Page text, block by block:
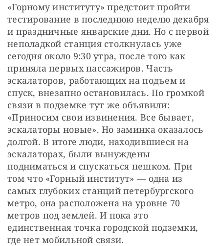
«Горному институту» предстоит пройти
тестирование в последнюю неделю декабря
и праздничные январские дни. Но с первой
неполадкой станция столкнулась уже
сегодня около 9:30 утра, после того как
приняла первых пассажиров. Часть
эскалаторов, работающих на подъем и
спуск, внезапно остановилась. По громкой
связи в подземке тут же объявили:
«Приносим свои извинения. Все бывает,
эскалаторы новые». Но заминка оказалось
долгой. В итоге люди, находившиеся на
эскалаторах, были вынуждены
подниматься и спускаться пешком. При
том что «Горный институт» — одна из
самых глубоких станций петербургского
метро, она расположена на уровне 70
метров под землей. И пока это
единственная точка городской подземки,
где нет мобильной связи.